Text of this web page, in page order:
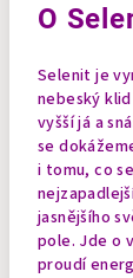
O
Selenit je
nebeský
vyšší já a
se
i tomu, co
jasnějšího
pole. Jde o
proudí